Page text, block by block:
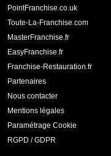
PointFranchise.co.uk
Toute-La-Franchise.com
MasterFranchise.fr
EasyFranchise.fr
Franchise-Restauration.fr
Partenaires
Nous contacter
Mentions légales
Paramétrage Cookie
RGPD / GDPR